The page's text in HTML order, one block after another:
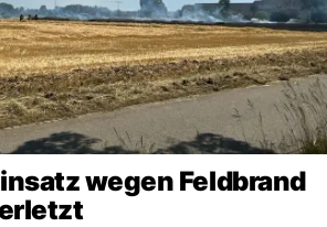
wegen Feldbrand